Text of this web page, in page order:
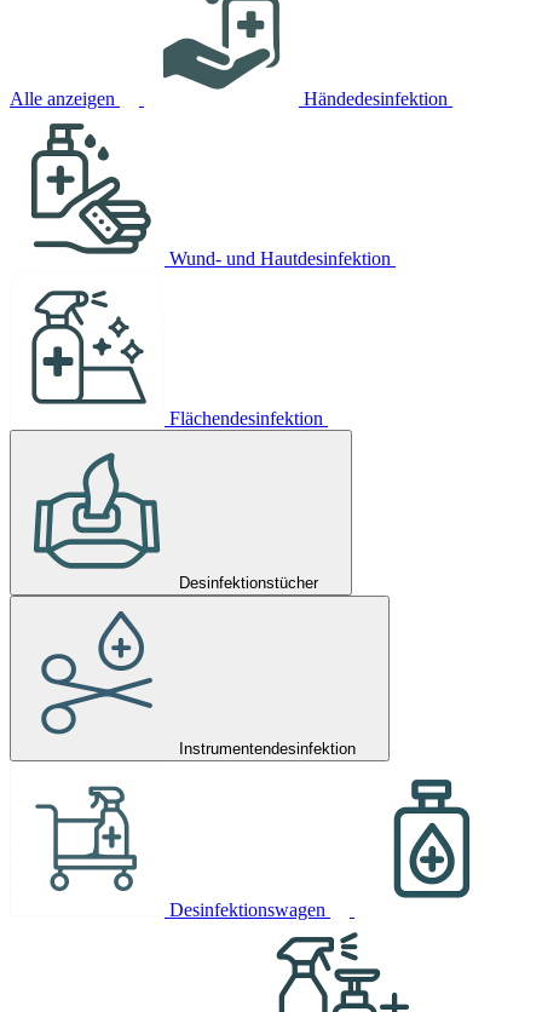
Alle anzeigen Händedesinfektion
Wund- und Hautdesinfektion
Flächendesinfektion
Desinfektionstücher
Instrumentendesinfektion
Desinfektionswagen